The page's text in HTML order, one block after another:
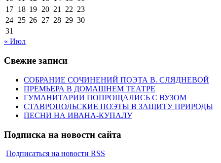
17 18 19 20 21 22 23
24 25 26 27 28 29 30
31
« Июл
Свежие записи
СОБРАНИЕ СОЧИНЕНИЙ ПОЭТА В. СЛЯДНЕВОЙ
ПРЕМЬЕРА В ДОМАШНЕМ ТЕАТРЕ
ГУМАНИТАРИИ ПОПРОЩАЛИСЬ С ВУЗОМ
СТАВРОПОЛЬСКИЕ ПОЭТЫ В ЗАЩИТУ ПРИРОДЫ
ПЕСНИ НА ИВАНА-КУПАЛУ
Подписка на новости сайта
Подписаться на новости RSS